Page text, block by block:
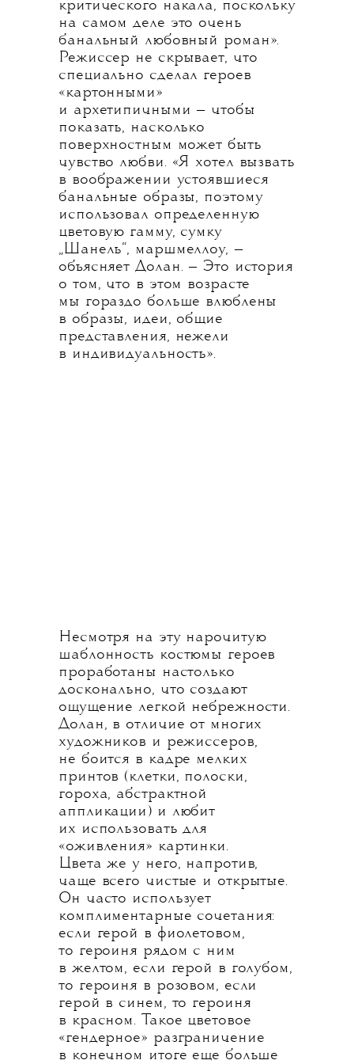
критического накала, поскольку
на самом деле это очень
банальный любовный роман».
Режиссер не скрывает, что
специально сделал героев
«картонными»
и архетипичными — чтобы
показать, насколько
поверхностным может быть
чувство любви. «Я хотел вызвать
в воображении устоявшиеся
банальные образы, поэтому
использовал определенную
цветовую гамму, сумку
„Шанель“, маршмеллоу, —
объясняет Долан. — Это история
о том, что в этом возрасте
мы гораздо больше влюблены
в образы, идеи, общие
представления, нежели
в индивидуальность».
Несмотря на эту нарочитую
шаблонность костюмы героев
проработаны настолько
досконально, что создают
ощущение легкой небрежности.
Долан, в отличие от многих
художников и режиссеров,
не боится в кадре мелких
принтов (клетки, полоски,
гороха, абстрактной
аппликации) и любит
их использовать для
«оживления» картинки.
Цвета же у него, напротив,
чаще всего чистые и открытые.
Он часто использует
комплиментарные сочетания:
если герой в фиолетовом,
то героиня рядом с ним
в желтом, если герой в голубом,
то героиня в розовом, если
герой в синем, то героиня
в красном. Такое цветовое
«гендерное» разграничение
в конечном итоге еще больше